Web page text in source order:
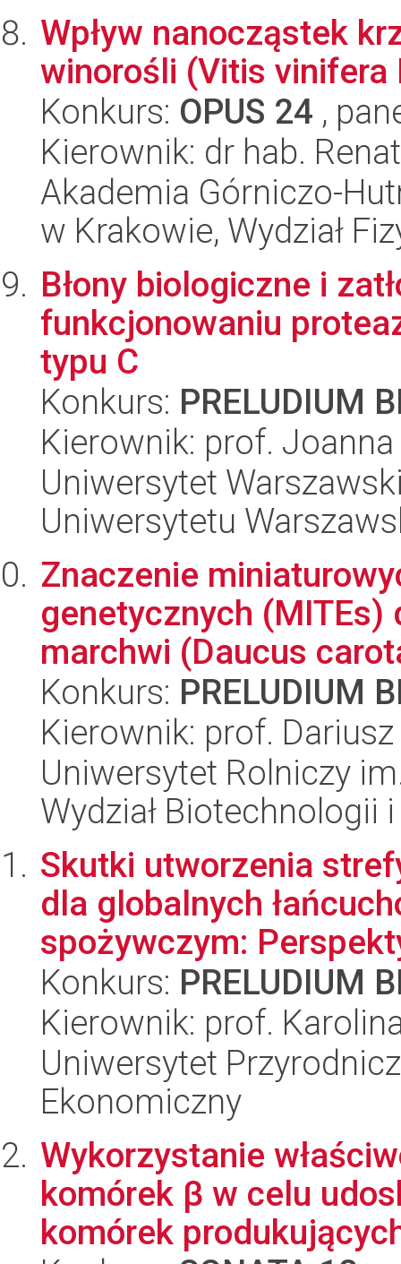
Wpływ nanocząstek
winorośli (Vitis vinifera
Konkurs: OPUS 24 ,
Kierownik: dr hab.
Akademia Górniczo-
w Krakowie, Wydział
Błony biologiczne i
funkcjonowaniu
typu C
Konkurs: PRELUDIUM
Kierownik: prof.
Uniwersytet
Uniwersytetu
Znaczenie
genetycznych
marchwi (Daucus
Konkurs: PRELUDIUM
Kierownik: prof.
Uniwersytet Rolniczy
Wydział Biotechnologii
Skutki utworzenia
dla globalnych
spożywczym:
Konkurs: PRELUDIUM
Kierownik: prof.
Uniwersytet
Ekonomiczny
Wykorzystanie
komórek β w celu
komórek